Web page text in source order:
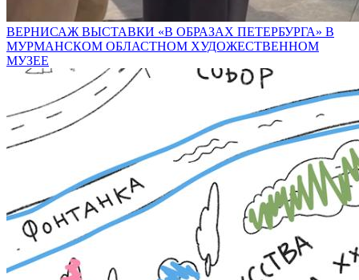
ВЕРНИСАЖ ВЫСТАВКИ «В ОБРАЗАХ ПЕТЕРБУРГА» В
МУРМАНСКОМ ОБЛАСТНОМ ХУДОЖЕСТВЕННОМ
МУЗЕЕ